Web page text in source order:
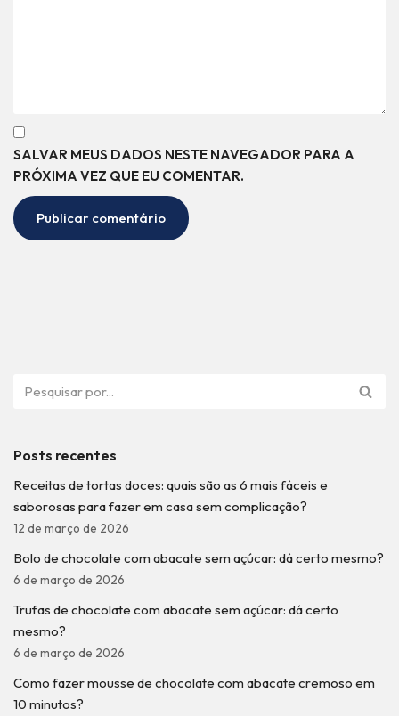
SALVAR MEUS DADOS NESTE NAVEGADOR PARA A
PRÓXIMA VEZ QUE EU COMENTAR.
Posts recentes
Receitas de tortas doces: quais são as 6 mais fáceis e
saborosas para fazer em casa sem complicação?
12 de março de 2026
Bolo de chocolate com abacate sem açúcar: dá certo mesmo?
6 de março de 2026
Trufas de chocolate com abacate sem açúcar: dá certo
mesmo?
6 de março de 2026
Como fazer mousse de chocolate com abacate cremoso em
10 minutos?